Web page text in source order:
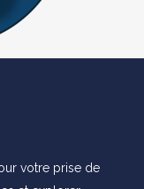
votre prise de